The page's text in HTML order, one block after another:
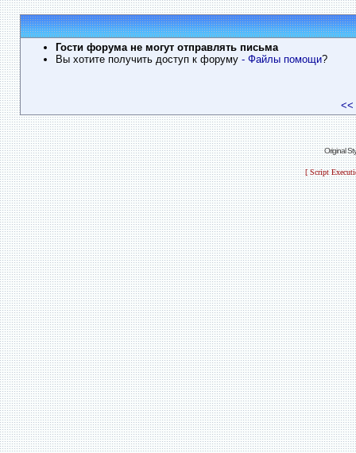
Гости форума не могут отправлять письма
Вы хотите получить доступ к форуму - Файлы помощи?
<<
Original
[ Script